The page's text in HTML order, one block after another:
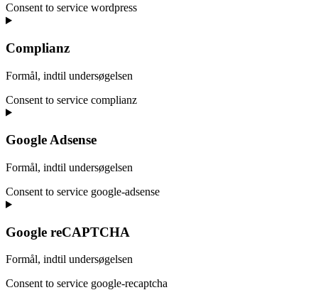
Consent to service wordpress
Complianz
Formål, indtil undersøgelsen
Consent to service complianz
Google Adsense
Formål, indtil undersøgelsen
Consent to service google-adsense
Google reCAPTCHA
Formål, indtil undersøgelsen
Consent to service google-recaptcha